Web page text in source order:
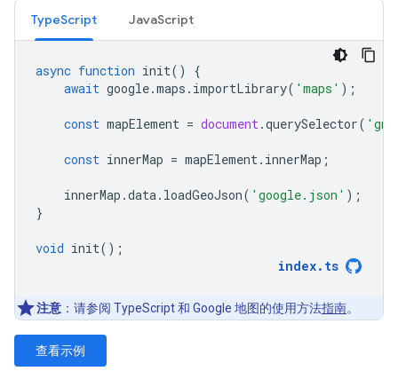
TypeScript JavaScript
async function init()
{
await google.maps . importLibrary( 'maps' );
const mapElement = document.querySelector(
const innerMap = mapElement. innerMap ;
innerMap .data. loadGeoJson( 'google.json' );
}
void init();
index. ts
注意 ：请参阅 TypeScript 和 Google 地图的使用方法指南。
查看示例